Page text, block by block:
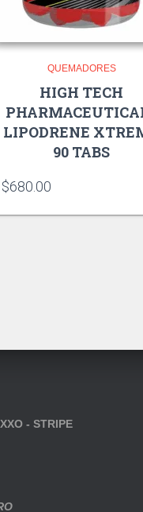
QUEMADORES
HIGH TECH
LIPODRENE
90 TABS
$680.00
- STRIPE